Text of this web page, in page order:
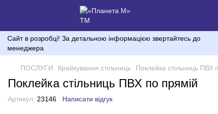
Сайт в розробці! За детальною інформацією звертайтесь до
менеджера
ПОСЛУГИ Крайкування стільниць Поклейка стільниць ПВХ
Поклейка стільниць ПВХ по прямій
Артикул: 23146 Написати відгук